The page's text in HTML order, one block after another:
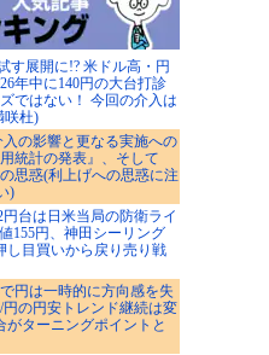
す展開に!? 米ドル高・円
年中に140円の大台打診
ではない！ 今回の介入は
咲杜)
の影響と更なる実施への
統計の発表』、そして
思惑(利上げへの思惑に注
)
台は日米当局の防衛ライ
155円、神田シーリング
し目買いから戻り売り戦
円は一時的に方向感を失
の円安トレンド継続は変
がターニングポイントと